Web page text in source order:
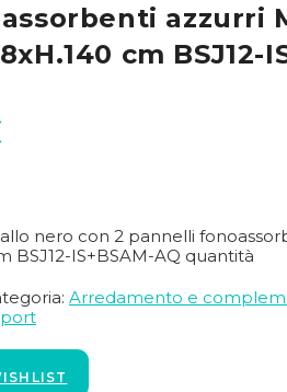
azzurri
cm BSJ12-
nero con 2 pannelli
BSJ12-IS+BSAM-AQ quantità
Arredamento e